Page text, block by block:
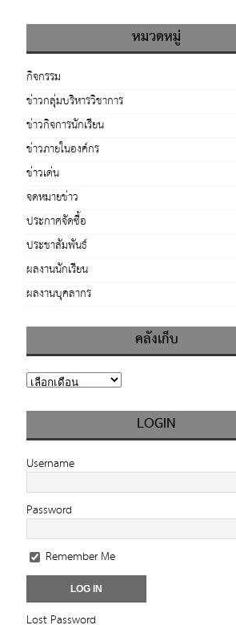
หมวดหมู่
กิจกรรม
ข่าวกลุ่มบริหารวิชาการ
ข่าวกิจการนักเรียน
ข่าวภายในองค์กร
ข่าวเด่น
จดหมายข่าว
ประกาศจัดซื้อ
ประชาสัมพันธ์
ผลงานนักเรียน
ผลงานบุคลากร
คลังเก็บ
LOGIN
Username
Password
Remember Me
Lost Password